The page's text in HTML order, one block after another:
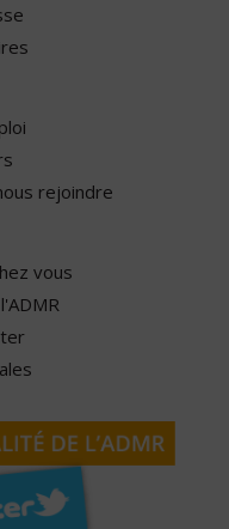
rejoindre
vous